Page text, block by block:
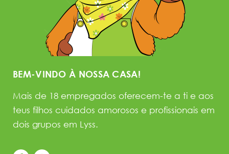
BEM-VINDO À NOSSA CASA!
Mais de 18 empregados oferecem-te a ti e aos
teus filhos cuidados amorosos e profissionais em
dois grupos em Lyss.